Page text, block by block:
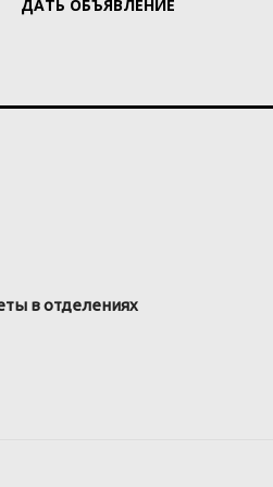
ДАТЬ ОБЪЯВЛЕНИЕ
в отделениях